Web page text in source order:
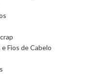
e Fios de Cabelo